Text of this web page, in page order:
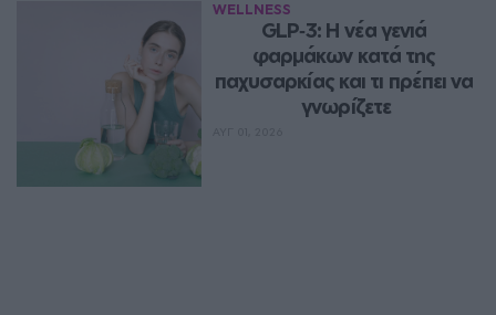
WELLNESS
GLP‑3: Η νέα γενιά
φαρμάκων κατά της
παχυσαρκίας και τι πρέπει να
γνωρίζετε